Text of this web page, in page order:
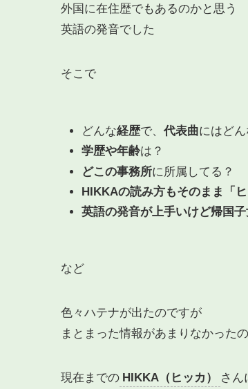
外国に在住歴でもあるのかと思う
英語の発音でした
そこで
どんな経歴で、 代表曲にはど
学歴や年齢は？
どこの事務所に所属してる？
HIKKAの読み方もそのまま「ヒ
英語の発音が上手いけど帰国
など
色々ハテナが出たのですが
まとまった情報があまりなかったの
現在までの HIKKA（ヒッカ） さん